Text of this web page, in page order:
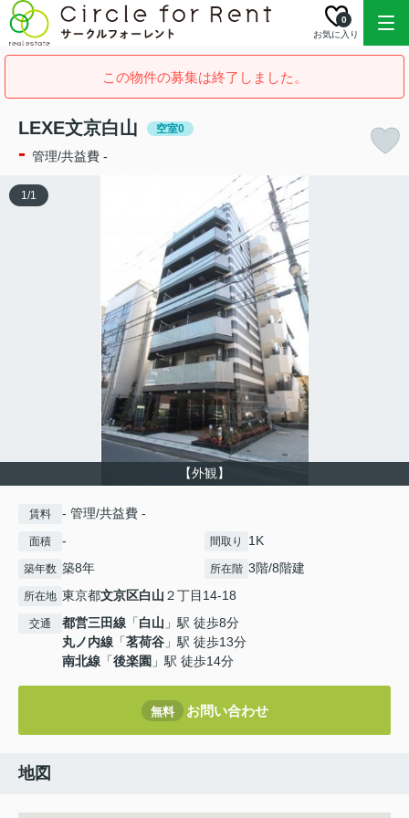
お気に入り
0
この物件の募集は終了しました。
LEXE文京白山 空室0
- 管理/共益費 -
【外観】
1/1
賃料 - 管理/共益費 -
面積 - 間取り 1K
築年数 築8年 所在階 3階/8階建
所在地 東京都文京区白山 ２丁目14-18
交通 都営三田線 「白山 」駅 徒歩8分
丸ノ内線 「茗荷谷 」駅 徒歩13分
南北線 「後楽園 」駅 徒歩14分
無料 お問い合わせ
地図